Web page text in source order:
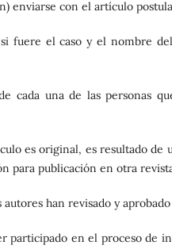
enviarse con el artículo
fuere el caso y el nombre
cada una de las personas
es original, es resultado de
para publicación en otra
han revisado y
participado en el proceso de